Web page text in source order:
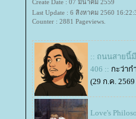
Create Date : 07 มีนาคม 2559
Last Update : 6 สิงหาคม 2560
Counter : 2881 Pageviews.
:: ถนนสายนี้
406 :: กะว่าก๋
(29 ก.ค.
Love's